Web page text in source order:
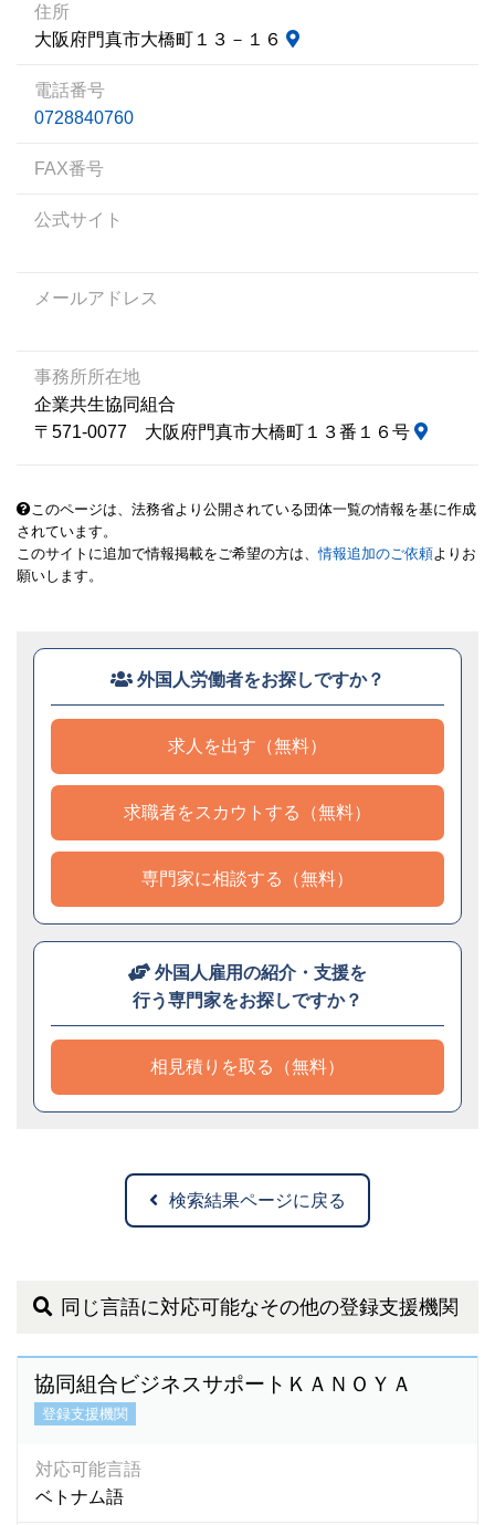
住所
大阪府門真市大橋町１３－１６
電話番号
0728840760
FAX番号
公式サイト
メールアドレス
事務所所在地
企業共生協同組合
〒571-0077 大阪府門真市大橋町１３番１６号
このページは、法務省より公開されている団体一覧の情報を基に作成
されています。
このサイトに追加で情報掲載をご希望の方は、情報追加のご依頼よりお
願いします。
外国人労働者をお探しですか？
求人を出す（無料）
求職者をスカウトする（無料）
専門家に相談する（無料）
外国人雇用の紹介・支援を
行う専門家をお探しですか？
相見積りを取る（無料）
検索結果ページに戻る
同じ言語に対応可能なその他の登録支援機関
協同組合ビジネスサポートＫＡＮＯＹＡ
登録支援機関
対応可能言語
ベトナム語